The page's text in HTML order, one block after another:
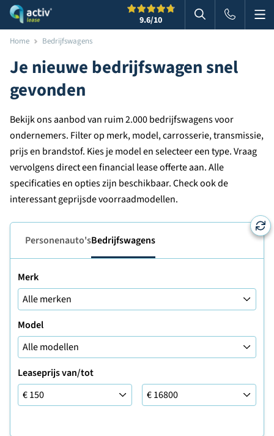
9.6/10 Zoeken in
Home Bedrijfswagens
Je nieuwe bedrijfswagen snel
gevonden
Bekijk ons aanbod van ruim 2.000 bedrijfswagens voor
ondernemers. Filter op merk, model, carrosserie, transmissie,
prijs en brandstof. Kies je model en selecteer een type. Vraag
vervolgens direct een financial lease offerte aan. Alle
specificaties en opties zijn beschikbaar. Check ook de
interessant geprijsde voorraadmodellen.
Personenauto'sBedrijfswagens
Merk
Model
Leaseprijs van/tot
Leaseprijs van/tot